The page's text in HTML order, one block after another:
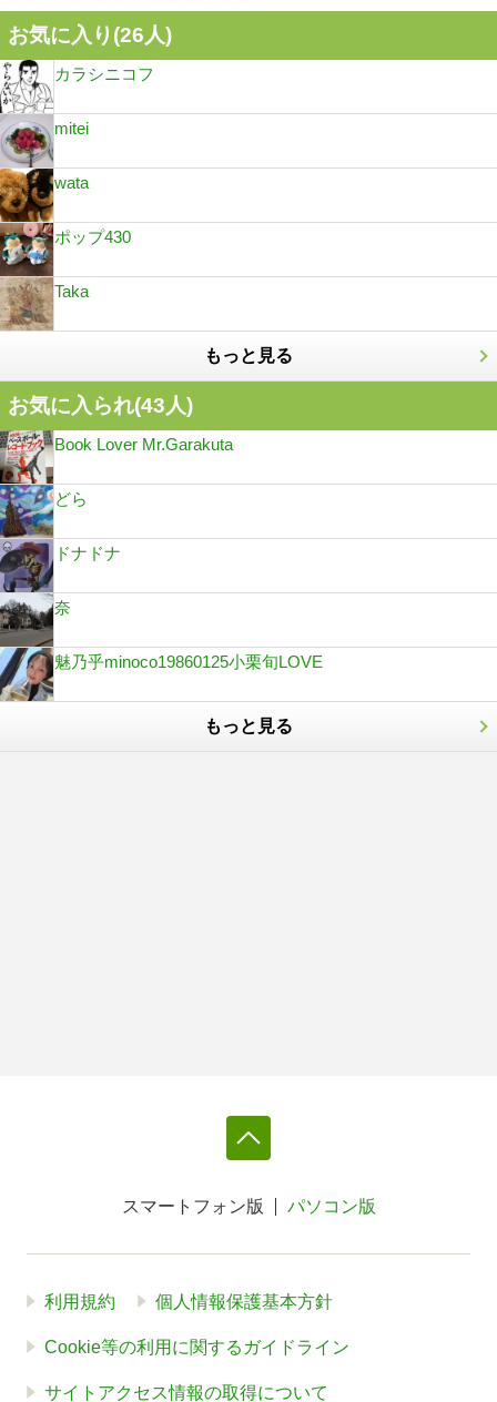
お気に入り(26人)
カラシニコフ
mitei
wata
ポップ430
Taka
もっと見る
お気に入られ(43人)
Book Lover Mr.Garakuta
どら
ドナドナ
奈
魅乃乎minoco19860125小栗旬LOVE
もっと見る
スマートフォン版 パソコン版
利用規約 個人情報保護基本方針
Cookie等の利用に関するガイドライン
サイトアクセス情報の取得について